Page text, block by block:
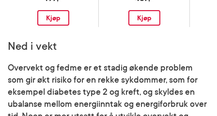
Kjøp Kjøp
Ned i vekt
Overvekt og fedme er et stadig økende problem
som gir økt risiko for en rekke sykdommer, som for
eksempel diabetes type 2 og kreft, og skyldes en
ubalanse mellom energiinntak og energiforbruk over